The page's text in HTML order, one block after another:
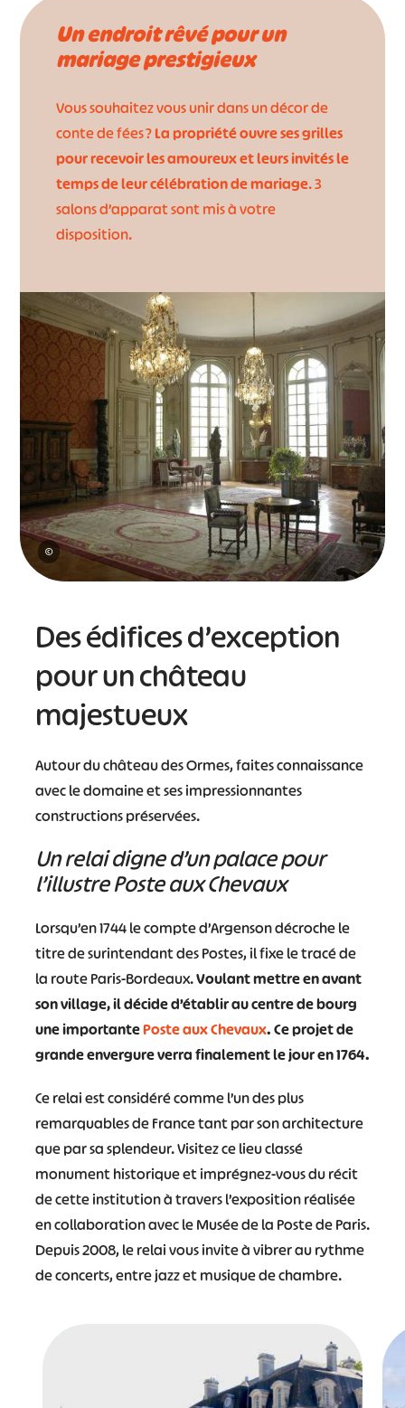
Un endroit rêvé pour un
mariage prestigieux
Vous souhaitez vous unir dans un décor de
conte de fées ?La propriété ouvre ses grilles
pour recevoir les amoureux et leurs invités le
temps de leur célébration de mariage. 3
salons d’apparat sont mis à votre
disposition.
©
Des édifices d’exception
pour un château
majestueux
Autour du château des Ormes, faites connaissance
avec le domaine et ses impressionnantes
constructions préservées.
Un relai digne d’un palace pour
l’illustre Poste aux Chevaux
Lorsqu’en 1744 le compte d’Argenson décroche le
titre de surintendant des Postes, il fixe le tracé de
la route Paris-Bordeaux.Voulant mettre en avant
son village, il décide d’établir au centre de bourg
une importantePoste aux Chevaux. Ce projet de
grande envergure verra finalement le jour en 1764.
Ce relai est considéré comme l’un des plus
remarquables de France tant par son architecture
que par sa splendeur. Visitez ce lieu classé
monument historique et imprégnez-vous du récit
de cette institution à travers l’exposition réalisée
en collaboration avec le Musée de la Poste de Paris.
Depuis 2008, le relai vous invite à vibrer au rythme
de concerts, entre jazz et musique de chambre.